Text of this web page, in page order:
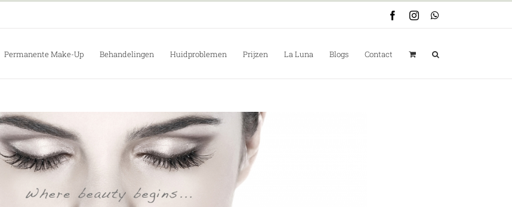
FacebookInstagramWhatsApp
Permanente Make-Up Behandelingen Huidproblemen Prijzen La Luna Blogs Contact